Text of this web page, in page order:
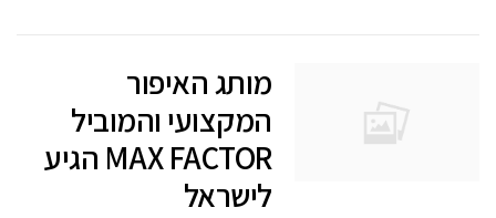
מותג האיפור
המקצועי והמוביל
MAX FACTOR הגיע
לישראל